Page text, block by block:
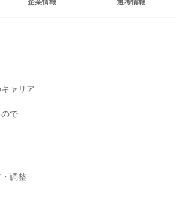
企業情報 選考情報
ャリア
で
調整